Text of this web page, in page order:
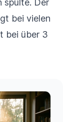
spülte. Der
bei vielen
bei über 3